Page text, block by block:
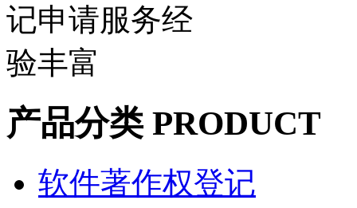
产品分类 PRODUCT
软件著作权登记